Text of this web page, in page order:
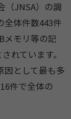
（JNSA）の調
全体件数443件
メモリ等の記
れています。
因として最も多
件で全体の